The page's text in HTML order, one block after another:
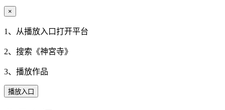
×
1、从播放入口打开平台
2、搜索《神宮寺》
3、播放作品
播放入口